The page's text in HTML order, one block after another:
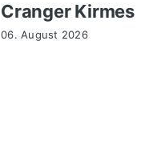
Cranger Kirmes
06. August 2026